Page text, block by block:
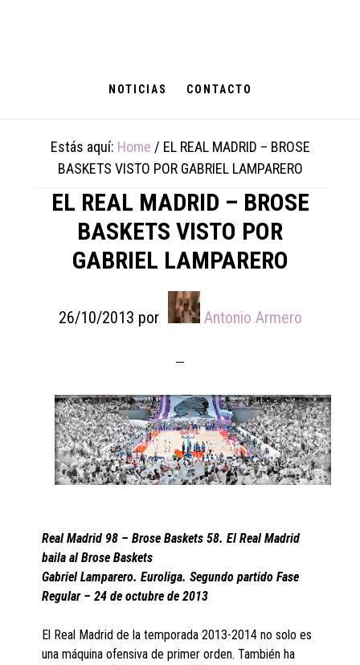
NOTICIAS CONTACTO
Estás aquí: Home / EL REAL MADRID – BROSE
BASKETS VISTO POR GABRIEL LAMPARERO
EL REAL MADRID – BROSE
BASKETS VISTO POR
GABRIEL LAMPARERO
26/10/2013 por Antonio Armero
Real Madrid 98 – Brose Baskets 58. El Real Madrid
baila al Brose Baskets
Gabriel Lamparero. Euroliga. Segundo partido Fase
Regular – 24 de octubre de 2013
El Real Madrid de la temporada 2013-2014 no solo es
una máquina ofensiva de primer orden. También ha